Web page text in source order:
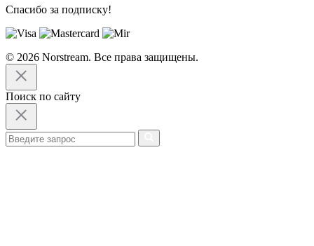
Спасибо за подписку!
© 2026 Norstream. Все права защищены.
Поиск по сайту